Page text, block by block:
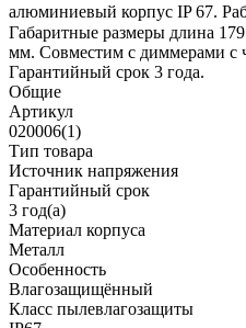
алюминиевый корпус IP 67.
Габаритные размеры длина
мм. Совместим с диммерами
Гарантийный срок 3 года.
Общие
Артикул
020006(1)
Тип товара
Источник напряжения
Гарантийный срок
3 год(а)
Материал корпуса
Металл
Особенность
Влагозащищённый
Класс пылевлагозащиты